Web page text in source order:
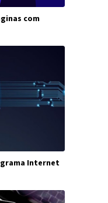
com
Internet